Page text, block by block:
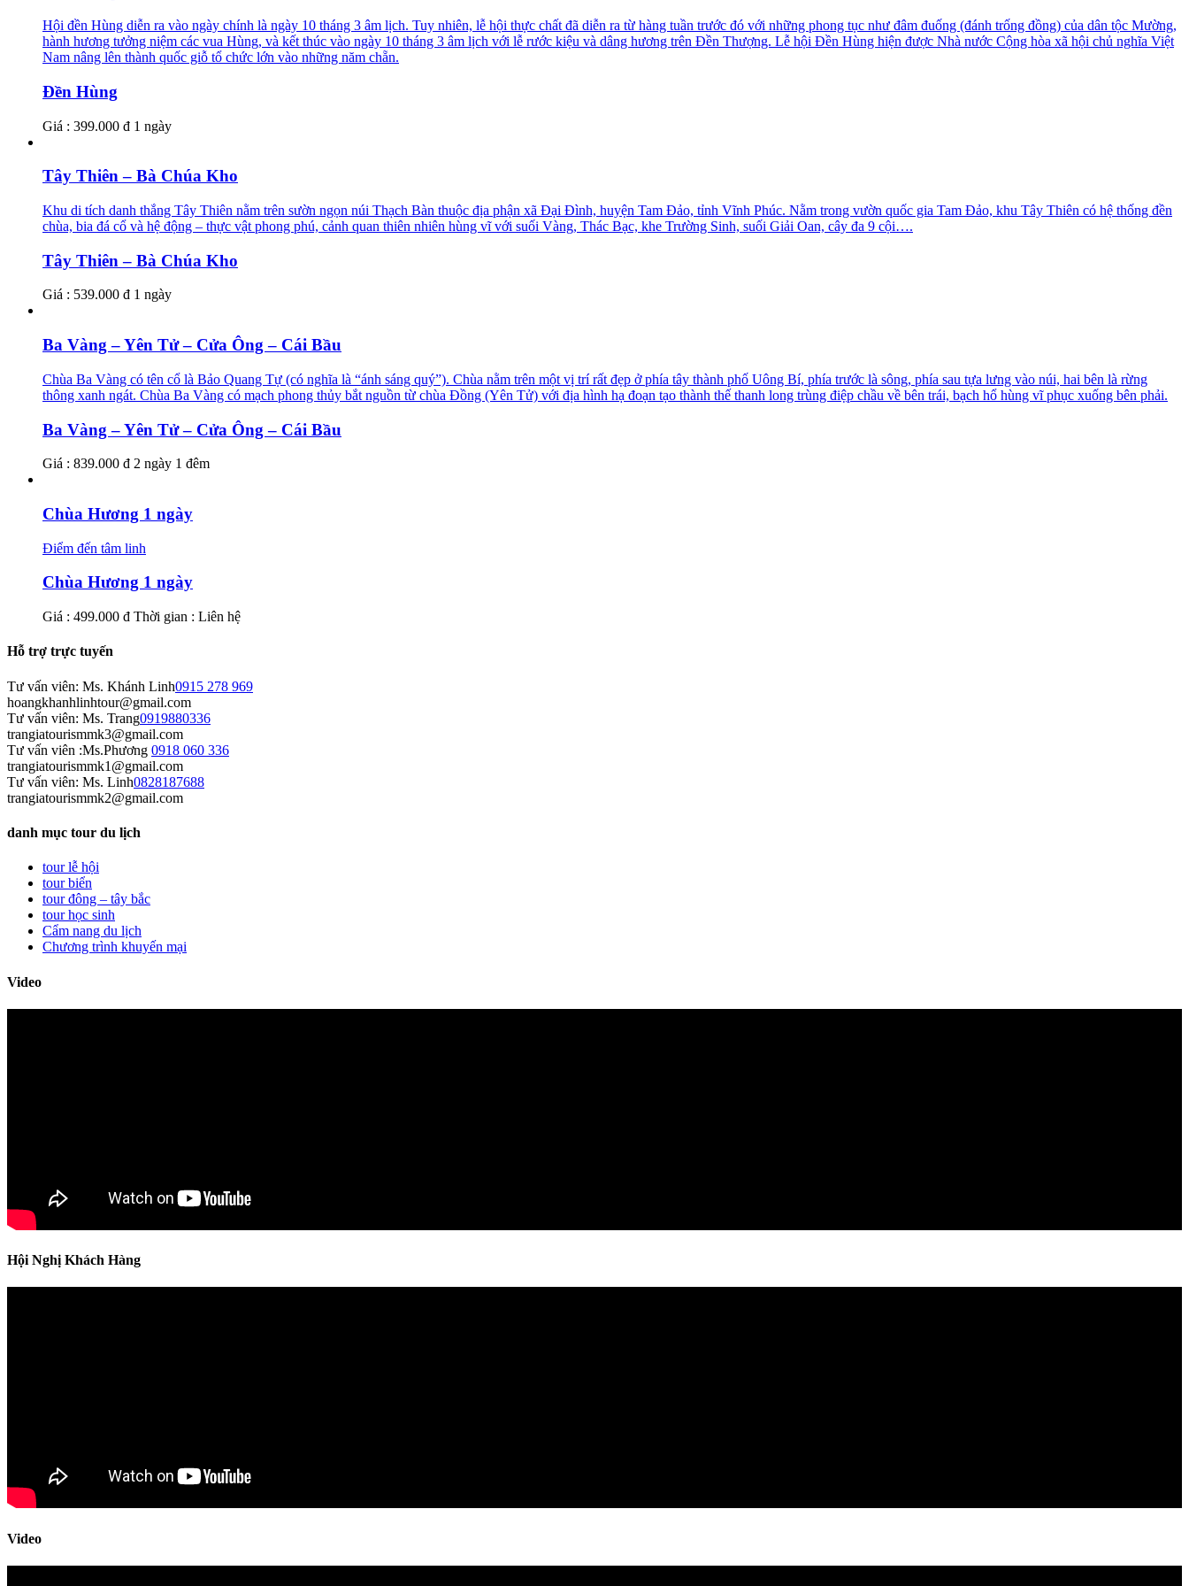
Hội đền Hùng diễn ra vào ngày chính là ngày 10 tháng 3 âm lịch. Tuy nhiên, lễ hội thực chất đã diễn ra từ hàng tuần trước đó với những phong tục như đâm đuống (đánh trống đồng) của dân tộc Mường,
hành hương tưởng niệm các vua Hùng, và kết thúc vào ngày 10 tháng 3 âm lịch với lễ rước kiệu và dâng hương trên Đền Thượng. Lễ hội Đền Hùng hiện được Nhà nước Cộng hòa xã hội chủ nghĩa Việt
Nam nâng lên thành quốc giỗ tổ chức lớn vào những năm chẵn.
Đền Hùng
Giá : 399.000 đ 1 ngày
Tây Thiên – Bà Chúa Kho
Khu di tích danh thắng Tây Thiên nằm trên sườn ngọn núi Thạch Bàn thuộc địa phận xã Đại Đình, huyện Tam Đảo, tỉnh Vĩnh Phúc. Nằm trong vườn quốc gia Tam Đảo, khu Tây Thiên có hệ thống đền
chùa, bia đá cổ và hệ động – thực vật phong phú, cảnh quan thiên nhiên hùng vĩ với suối Vàng, Thác Bạc, khe Trường Sinh, suối Giải Oan, cây đa 9 cội….
Tây Thiên – Bà Chúa Kho
Giá : 539.000 đ 1 ngày
Ba Vàng – Yên Tử – Cửa Ông – Cái Bầu
Chùa Ba Vàng có tên cổ là Bảo Quang Tự (có nghĩa là “ánh sáng quý”). Chùa nằm trên một vị trí rất đẹp ở phía tây thành phố Uông Bí, phía trước là sông, phía sau tựa lưng vào núi, hai bên là rừng
thông xanh ngát. Chùa Ba Vàng có mạch phong thủy bắt nguồn từ chùa Đồng (Yên Tử) với địa hình hạ đoạn tạo thành thế thanh long trùng điệp chầu về bên trái, bạch hổ hùng vĩ phục xuống bên phải.
Ba Vàng – Yên Tử – Cửa Ông – Cái Bầu
Giá : 839.000 đ 2 ngày 1 đêm
Chùa Hương 1 ngày
Điểm đến tâm linh
Chùa Hương 1 ngày
Giá : 499.000 đ Thời gian : Liên hệ
Hỗ trợ trực tuyến
Tư vấn viên: Ms. Khánh Linh0915 278 969
hoangkhanhlinhtour@gmail.com
Tư vấn viên: Ms. Trang0919880336
trangiatourismmk3@gmail.com
Tư vấn viên :Ms.Phương 0918 060 336
trangiatourismmk1@gmail.com
Tư vấn viên: Ms. Linh0828187688
trangiatourismmk2@gmail.com
danh mục tour du lịch
tour lễ hội
tour biển
tour đông – tây bắc
tour học sinh
Cẩm nang du lịch
Chương trình khuyến mại
Video
Hội Nghị Khách Hàng
Video